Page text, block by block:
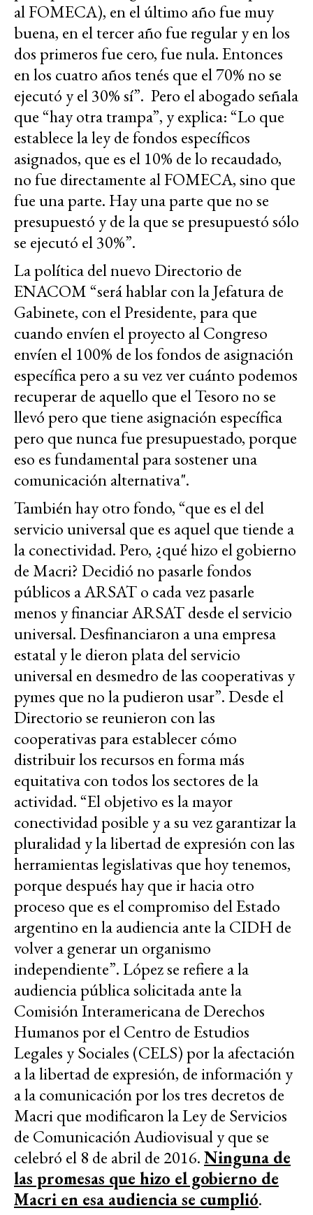
al FOMECA), en el último año fue muy
buena, en el tercer año fue regular y en los
dos primeros fue cero, fue nula. Entonces
en los cuatro años tenés que el 70% no se
ejecutó y el 30% sí”. Pero el abogado señala
que “hay otra trampa”, y explica: “Lo que
establece la ley de fondos específicos
asignados, que es el 10% de lo recaudado,
no fue directamente al FOMECA, sino que
fue una parte. Hay una parte que no se
presupuestó y de la que se presupuestó sólo
se ejecutó el 30%”.
La política del nuevo Directorio de
ENACOM “será hablar con la Jefatura de
Gabinete, con el Presidente, para que
cuando envíen el proyecto al Congreso
envíen el 100% de los fondos de asignación
específica pero a su vez ver cuánto podemos
recuperar de aquello que el Tesoro no se
llevó pero que tiene asignación específica
pero que nunca fue presupuestado, porque
eso es fundamental para sostener una
comunicación alternativa".
También hay otro fondo, “que es el del
servicio universal que es aquel que tiende a
la conectividad. Pero, ¿qué hizo el gobierno
de Macri? Decidió no pasarle fondos
públicos a ARSAT o cada vez pasarle
menos y financiar ARSAT desde el servicio
universal. Desfinanciaron a una empresa
estatal y le dieron plata del servicio
universal en desmedro de las cooperativas y
pymes que no la pudieron usar”. Desde el
Directorio se reunieron con las
cooperativas para establecer cómo
distribuir los recursos en forma más
equitativa con todos los sectores de la
actividad. “El objetivo es la mayor
conectividad posible y a su vez garantizar la
pluralidad y la libertad de expresión con las
herramientas legislativas que hoy tenemos,
porque después hay que ir hacia otro
proceso que es el compromiso del Estado
argentino en la audiencia ante la CIDH de
volver a generar un organismo
independiente”. López se refiere a la
audiencia pública solicitada ante la
Comisión Interamericana de Derechos
Humanos por el Centro de Estudios
Legales y Sociales (CELS) por la afectación
a la libertad de expresión, de información y
a la comunicación por los tres decretos de
Macri que modificaron la Ley de Servicios
de Comunicación Audiovisual y que se
celebró el 8 de abril de 2016.Ninguna de
las promesas que hizo el gobierno de
Macri en esa audiencia se cumplió.